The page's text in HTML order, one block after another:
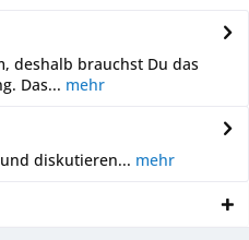
deshalb brauchst Du das
Das... mehr
diskutieren... mehr